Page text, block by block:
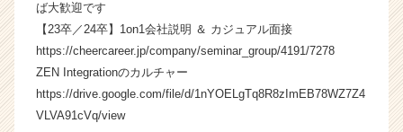
ば大歓迎です
【23卒／24卒】1on1会社説明 ＆ カジュアル面接
https://cheercareer.jp/company/seminar_group/4191/7278
ZEN Integrationのカルチャー
https://drive.google.com/file/d/1nYOELgTq8R8zImEB78WZ7Z4
VLVA91cVq/view